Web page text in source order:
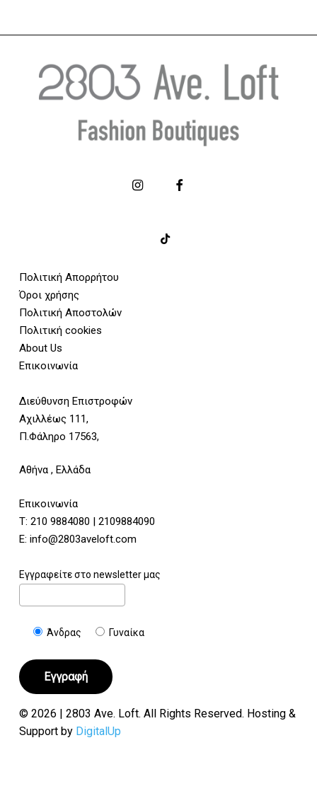
Πολιτική Απορρήτου
Όροι χρήσης
Πολιτική Αποστολών
Πολιτική cookies
About Us
Επικοινωνία
Διεύθυνση Επιστροφών
Αχιλλέως 111,
Π.Φάληρο 17563,
Αθήνα , Ελλάδα
Επικοινωνία
Τ: 210 9884080 | 2109884090
E: info@2803aveloft.com
Εγγραφείτε στο newsletter μας
Άνδρας Γυναίκα
© 2026 | 2803 Ave. Loft. All Rights Reserved. Hosting &
Support by DigitalUp